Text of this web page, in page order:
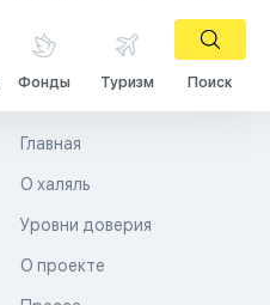
Фонды Туризм Поиск
Главная
О халяль
Уровни доверия
О проекте